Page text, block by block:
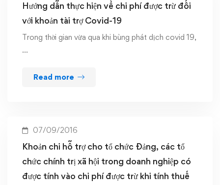
Hướng dẫn thực hiện về chi phí được trừ đối
với khoản tài trợ Covid-19
Trong thời gian vừa qua khi bùng phát dịch covid 19,
…
Read more
07/09/2016
Khoản chi hỗ trợ cho tổ chức Đảng, các tổ
chức chính trị xã hội trong doanh nghiệp có
được tính vào chi phí được trừ khi tính thuế